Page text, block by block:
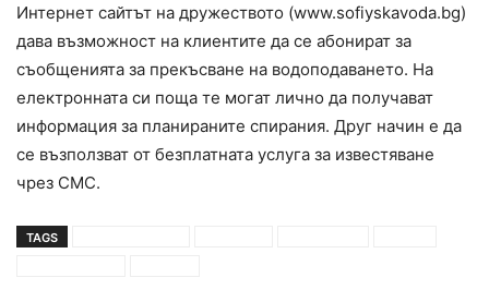
Интернет сайтът на дружеството (www.sofiyskavoda.bg)
дава възможност на клиентите да се абонират за
съобщенията за прекъсване на водоподаването. На
електронната си поща те могат лично да получават
информация за планираните спирания. Друг начин е да
се възползват от безплатната услуга за известяване
чрез СМС.
TAGS